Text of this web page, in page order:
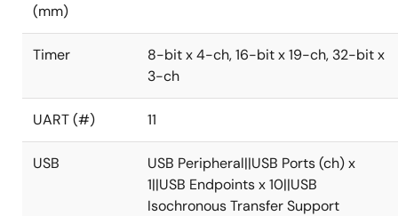
(mm)
Timer
8-bit x 4-ch, 16-bit x 19-ch, 32-bit x
3-ch
UART (#) 11
USB
USB Peripheral||USB Ports (ch) x
1||USB Endpoints x 10||USB
Isochronous Transfer Support